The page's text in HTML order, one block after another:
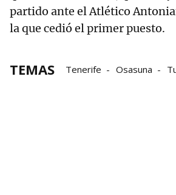
partido ante el Atlético
la que cedió el primer puesto.
TEMAS Tenerife Osasuna